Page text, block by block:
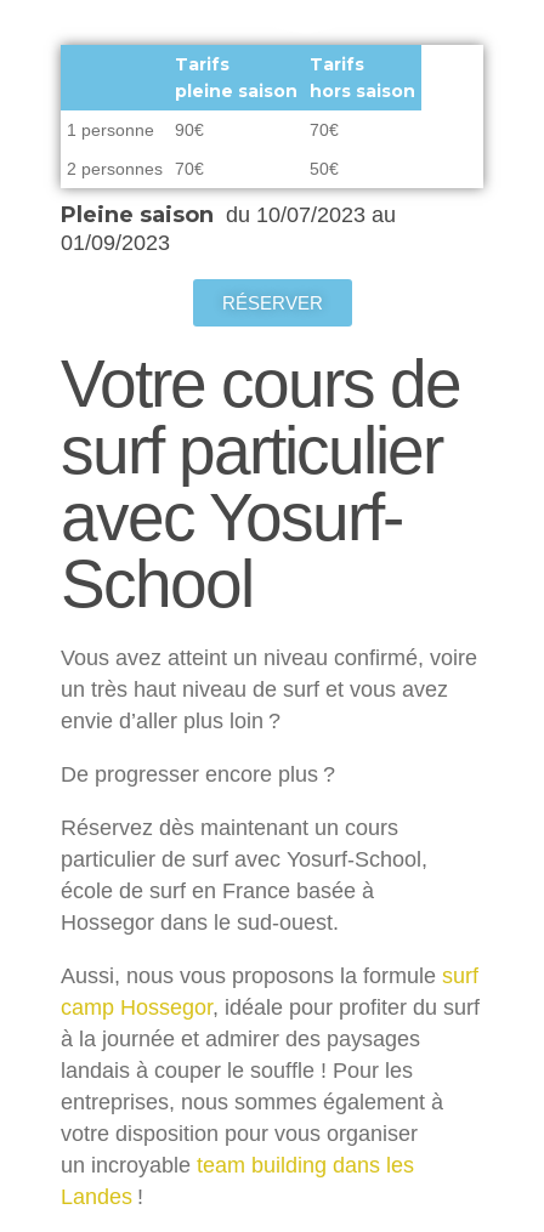
Tarifs
pleine saison
Tarifs
hors saison
1 personne 90€
70€
2 personnes
70€ 50€
Pleine saison du 10/07/2023 au
01/09/2023
RÉSERVER
Votre cours de
surf particulier
avec Yosurf-
School
Vous avez atteint un niveau confirmé, voire
un très haut niveau de surf et vous avez
envie d’aller plus loin ?
De progresser encore plus ?
Réservez dès maintenant un cours
particulier de surf avec Yosurf-School,
école de surf en France basée à
Hossegor dans le sud-ouest.
Aussi, nous vous proposons la formule surf
camp Hossegor, idéale pour profiter du surf
à la journée et admirer des paysages
landais à couper le souffle ! Pour les
entreprises, nous sommes également à
votre disposition pour vous organiser
un incroyable team building dans les
Landes !